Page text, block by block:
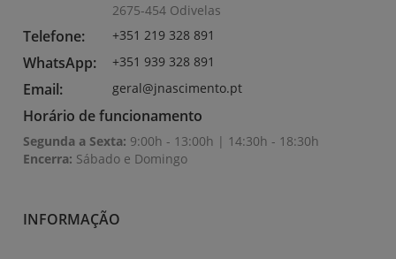
2675-454 Odivelas
Telefone: +351 219 328 891
WhatsApp: +351 939 328 891
Email: geral@jnascimento.pt
Horário de funcionamento
Segunda a Sexta: 9:00h - 13:00h | 14:30h - 18:30h
Encerra: Sábado e Domingo
INFORMAÇÃO